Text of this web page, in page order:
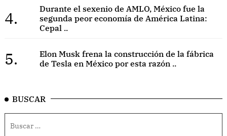
4.
Durante el sexenio de AMLO, México fue la
segunda peor economía de América Latina:
Cepal ..
5.
Elon Musk frena la construcción de la fábrica
de Tesla en México por esta razón ..
BUSCAR